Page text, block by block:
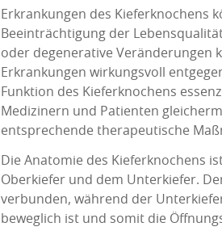
Erkrankungen des Kieferknochens
Beeinträchtigung der
oder degenerative Veränderungen
Erkrankungen wirkungsvoll
Funktion des Kieferknochens
Medizinern und Patienten
entsprechende therapeutische
Die Anatomie des Kieferknochens
Oberkiefer und dem Unterkiefer.
verbunden, während der
beweglich ist und somit die